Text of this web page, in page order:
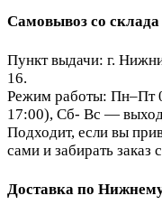
Самовывоз со
Пункт выдачи: г.
16.
Режим работы: Пн–Пт
17:00), Сб- Вс —
Подходит, если вы
сами и забирать заказ
Доставка по